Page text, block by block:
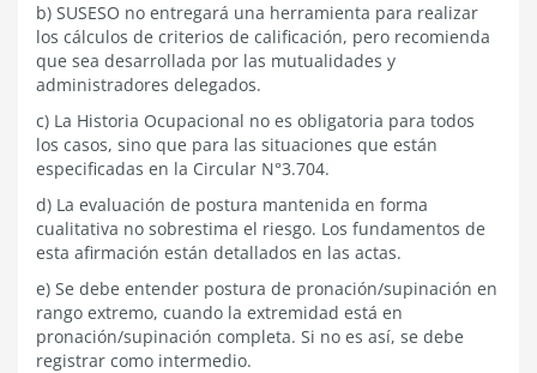
b) SUSESO no entregará una herramienta para realizar
los cálculos de criterios de calificación, pero recomienda
que sea desarrollada por las mutualidades y
administradores delegados.
c) La Historia Ocupacional no es obligatoria para todos
los casos, sino que para las situaciones que están
especificadas en la Circular N°3.704.
d) La evaluación de postura mantenida en forma
cualitativa no sobrestima el riesgo. Los fundamentos de
esta afirmación están detallados en las actas.
e) Se debe entender postura de pronación/supinación en
rango extremo, cuando la extremidad está en
pronación/supinación completa. Si no es así, se debe
registrar como intermedio.